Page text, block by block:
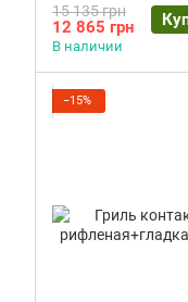
15 135 грн
12 865 грн
В наличии
−15%